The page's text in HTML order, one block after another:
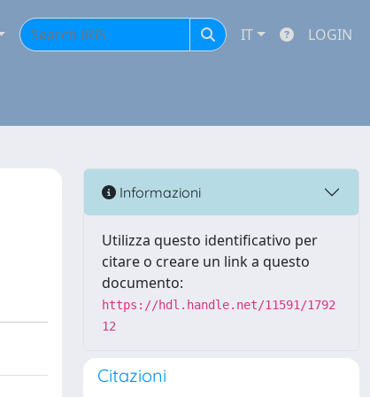
IT LOGIN
Informazioni
Utilizza questo identificativo per
citare o creare un link a questo
documento:
https://hdl.handle.net/11591/1792
12
Citazioni